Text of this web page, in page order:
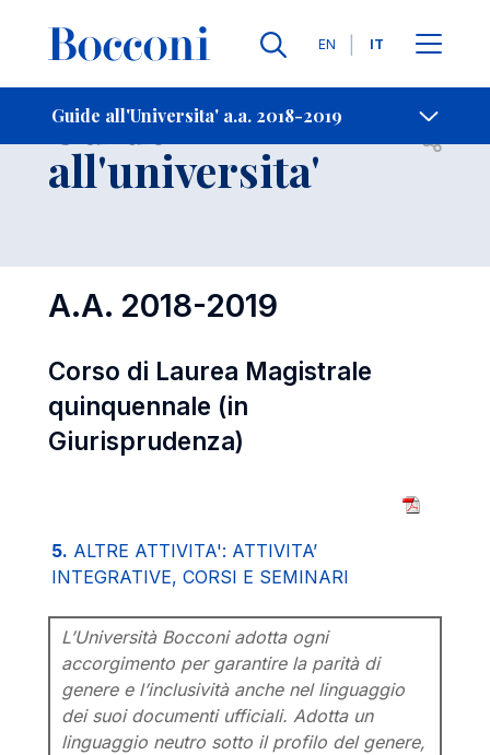
Lingue
EN IT
Guide all'Universita' a.a. 2018-2019
-
Guide
all'universita' Open
A.A. 2018-2019
Corso di Laurea Magistrale
quinquennale (in
Giurisprudenza)
5. ALTRE ATTIVITA': ATTIVITA’
INTEGRATIVE, CORSI E SEMINARI
L’Università Bocconi adotta ogni
accorgimento per garantire la parità di
genere e l’inclusività anche nel linguaggio
dei suoi documenti ufficiali. Adotta un
linguaggio neutro sotto il profilo del genere,